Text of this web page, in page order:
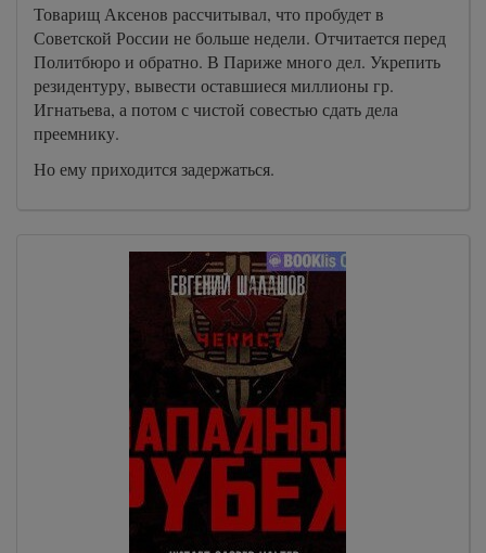
Товарищ Аксенов рассчитывал, что пробудет в
Советской России не больше недели. Отчитается перед
Политбюро и обратно. В Париже много дел. Укрепить
резидентуру, вывести оставшиеся миллионы гр.
Игнатьева, а потом с чистой совестью сдать дела
преемнику.
Но ему приходится задержаться.